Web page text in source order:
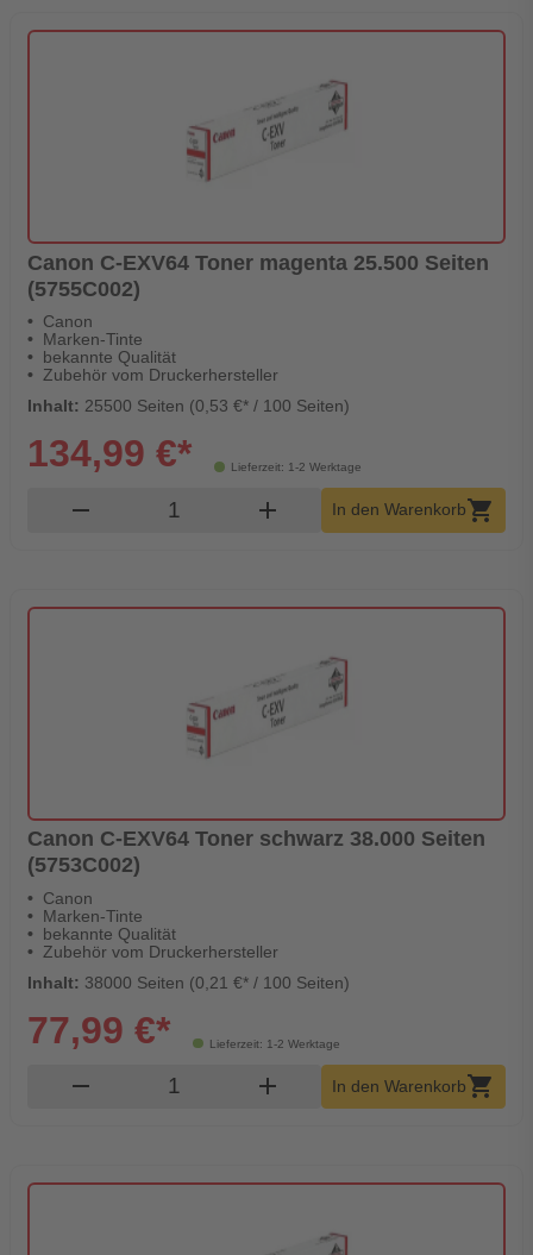
Canon C-EXV64 Toner magenta 25.500 Seiten
(5755C002)
Canon
Marken-Tinte
bekannte Qualität
Zubehör vom Druckerhersteller
Inhalt: 25500 Seiten (0,53 €* / 100 Seiten)
Lieferzeit: 1-2 Werktage
134,99 €*
remove Produkt Warenkorb Menge
add In den Warenkorbshopping_cart
Canon C-EXV64 Toner schwarz 38.000 Seiten
(5753C002)
Canon
Marken-Tinte
bekannte Qualität
Zubehör vom Druckerhersteller
Inhalt: 38000 Seiten (0,21 €* / 100 Seiten)
Lieferzeit: 1-2 Werktage
77,99 €*
remove Produkt Warenkorb Menge
add In den Warenkorbshopping_cart